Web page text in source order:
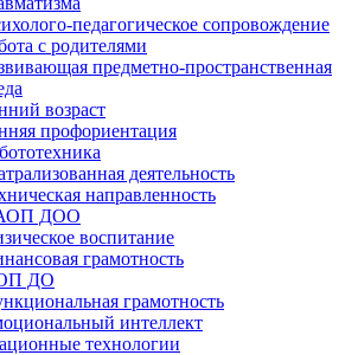
педагогическое сопровождение
с родителями
предметно-пространственная
возраст
профориентация
деятельность
направленность
ДОО
воспитание
грамотность
ДО
грамотность
интеллект
технологии